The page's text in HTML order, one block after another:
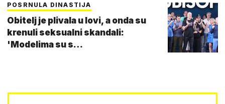
POSRNULA DINASTIJA
Obitelj je plivala u lovi, a onda su
krenuli seksualni skandali:
'Modelima su s…